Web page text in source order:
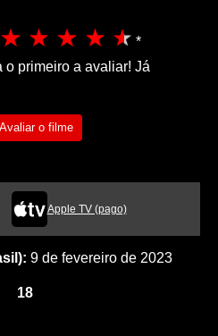
*
o primeiro a avaliar! Já
Avaliar o filme
Apple TV (pago)
9 de fevereiro de 2023
18